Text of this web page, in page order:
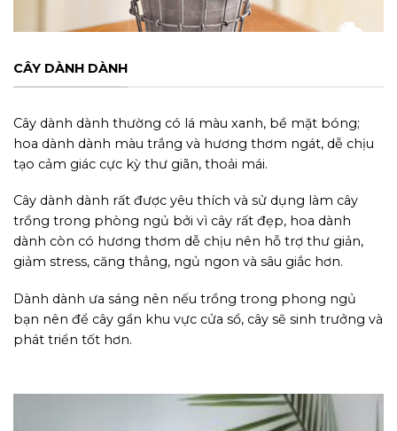
CÂY DÀNH DÀNH
Cây dành dành thường có lá màu xanh, bề mặt bóng;
hoa dành dành màu trắng và hương thơm ngát, dễ chịu
tạo cảm giác cực kỳ thư giãn, thoải mái.
Cây dành dành rất được yêu thích và sử dụng làm cây
trồng trong phòng ngủ bởi vì cây rất đẹp, hoa dành
dành còn có hương thơm dễ chịu nên hỗ trợ thư giản,
giảm stress, căng thẳng, ngủ ngon và sâu giắc hơn.
Dành dành ưa sáng nên nếu trồng trong phong ngủ
bạn nên để cây gần khu vực cửa sổ, cây sẽ sinh trưởng và
phát triển tốt hơn.